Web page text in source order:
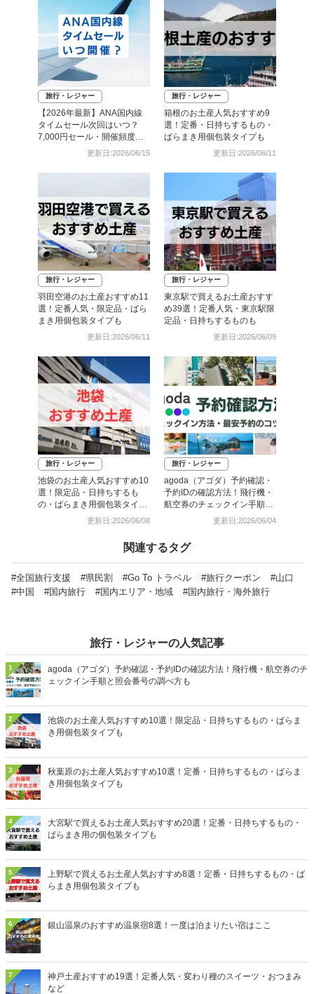
旅行・レジャー
【2026年最新】ANA国内線
タイムセール次回はいつ？
7,000円セール・開催頻度・
予約攻略まとめ更新日:2026/06/15
旅行・レジャー
箱根のお土産人気おすすめ9
選！定番・日持ちするもの・
ばらまき用個包装タイプも
更新日:2026/06/11
旅行・レジャー
羽田空港のお土産おすすめ11
選！定番人気・限定品・ばら
まき用個包装タイプも
更新日:2026/06/11
旅行・レジャー
東京駅で買えるお土産おすす
め39選！定番人気・東京駅限
定品・日持ちするものも
更新日:2026/06/09
旅行・レジャー
池袋のお土産人気おすすめ10
選！限定品・日持ちするも
の・ばらまき用個包装タイプ
更新日:2026/06/08
旅行・レジャー
agoda（アゴダ）予約確認・
予約IDの確認方法！飛行機・
航空券のチェックイン手順と
照会番号の調べ方も更新日:2026/06/04
関連するタグ
#全国旅行支援 #県民割 #Go To トラベル #旅行クーポン
#山口
#中国
#国内旅行 #国内エリア・地域 #国内旅行・海外旅行
旅行・レジャーの人気記事
1
agoda（アゴダ）予約確認・予約IDの確認方法！飛行機・航空券のチ
ェックイン手順と照会番号の調べ方も
2
池袋のお土産人気おすすめ10選！限定品・日持ちするもの・ばらま
き用個包装タイプも
3
秋葉原のお土産人気おすすめ10選！定番・日持ちするもの・ばらま
き用個包装タイプも
4
大宮駅で買えるお土産人気おすすめ20選！定番・日持ちするもの・
ばらまき用の個包装タイプも
5
上野駅で買えるお土産人気おすすめ8選！定番・日持ちするもの・ば
らまき用個包装タイプも
6 銀山温泉のおすすめ温泉宿8選！一度は泊まりたい宿はここ
7
神戸土産おすすめ19選！定番人気・変わり種のスイーツ・おつまみ
など